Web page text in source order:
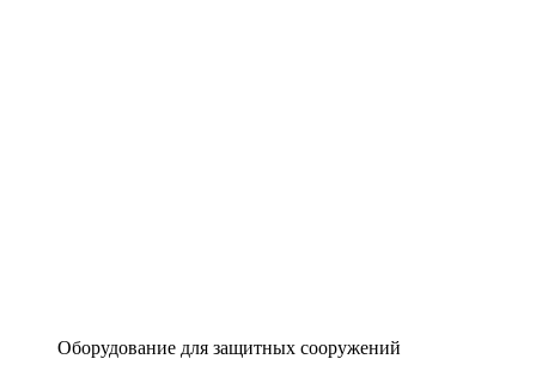
Оборудование для защитных сооружений